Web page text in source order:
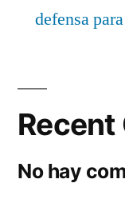
defensa
No hay